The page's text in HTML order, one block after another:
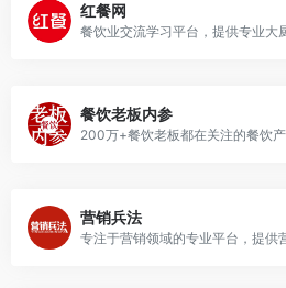
红餐网
餐饮老板内参
200万+餐饮老板都在关注的餐饮
营销兵法